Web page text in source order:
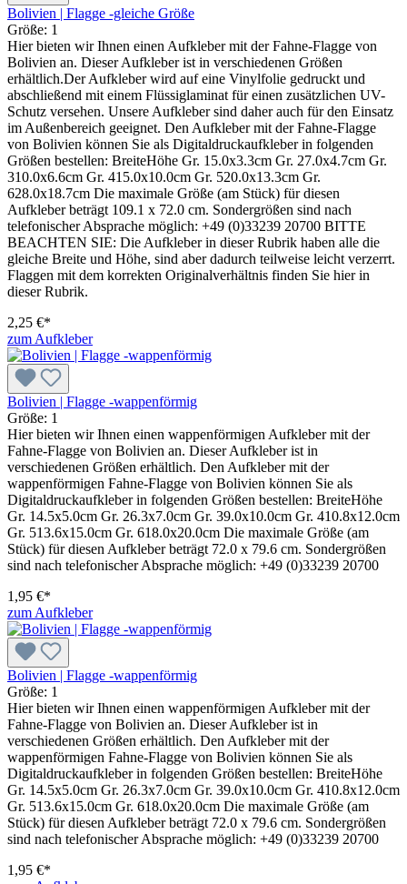
Bolivien | Flagge -gleiche Größe
Größe: 1
Hier bieten wir Ihnen einen Aufkleber mit der Fahne-Flagge von
Bolivien an. Dieser Aufkleber ist in verschiedenen Größen
erhältlich.Der Aufkleber wird auf eine Vinylfolie gedruckt und
abschließend mit einem Flüssiglaminat für einen zusätzlichen UV-
Schutz versehen. Unsere Aufkleber sind daher auch für den Einsatz
im Außenbereich geeignet. Den Aufkleber mit der Fahne-Flagge
von Bolivien können Sie als Digitaldruckaufkleber in folgenden
Größen bestellen: BreiteHöhe Gr. 15.0x3.3cm Gr. 27.0x4.7cm Gr.
310.0x6.6cm Gr. 415.0x10.0cm Gr. 520.0x13.3cm Gr.
628.0x18.7cm Die maximale Größe (am Stück) für diesen
Aufkleber beträgt 109.1 x 72.0 cm. Sondergrößen sind nach
telefonischer Absprache möglich: +49 (0)33239 20700 BITTE
BEACHTEN SIE: Die Aufkleber in dieser Rubrik haben alle die
gleiche Breite und Höhe, sind aber dadurch teilweise leicht verzerrt.
Flaggen mit dem korrekten Originalverhältnis finden Sie hier in
dieser Rubrik.
2,25 €*
zum Aufkleber
Bolivien | Flagge -wappenförmig
Größe: 1
Hier bieten wir Ihnen einen wappenförmigen Aufkleber mit der
Fahne-Flagge von Bolivien an. Dieser Aufkleber ist in
verschiedenen Größen erhältlich. Den Aufkleber mit der
wappenförmigen Fahne-Flagge von Bolivien können Sie als
Digitaldruckaufkleber in folgenden Größen bestellen: BreiteHöhe
Gr. 14.5x5.0cm Gr. 26.3x7.0cm Gr. 39.0x10.0cm Gr. 410.8x12.0cm
Gr. 513.6x15.0cm Gr. 618.0x20.0cm Die maximale Größe (am
Stück) für diesen Aufkleber beträgt 72.0 x 79.6 cm. Sondergrößen
sind nach telefonischer Absprache möglich: +49 (0)33239 20700
1,95 €*
zum Aufkleber
Bolivien | Flagge -wappenförmig
Größe: 1
Hier bieten wir Ihnen einen wappenförmigen Aufkleber mit der
Fahne-Flagge von Bolivien an. Dieser Aufkleber ist in
verschiedenen Größen erhältlich. Den Aufkleber mit der
wappenförmigen Fahne-Flagge von Bolivien können Sie als
Digitaldruckaufkleber in folgenden Größen bestellen: BreiteHöhe
Gr. 14.5x5.0cm Gr. 26.3x7.0cm Gr. 39.0x10.0cm Gr. 410.8x12.0cm
Gr. 513.6x15.0cm Gr. 618.0x20.0cm Die maximale Größe (am
Stück) für diesen Aufkleber beträgt 72.0 x 79.6 cm. Sondergrößen
sind nach telefonischer Absprache möglich: +49 (0)33239 20700
1,95 €*